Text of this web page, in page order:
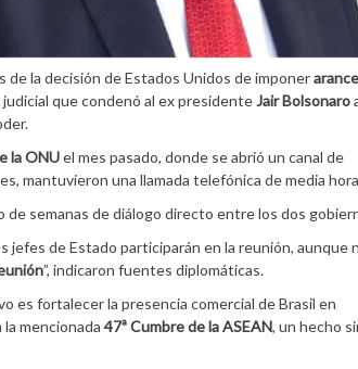
de la decisión de Estados Unidos de imponer
que condenó al ex presidente Jair Bolsonaro
la ONUel mes pasado, donde se abrió un canal de
mantuvieron una llamada telefónica de media
de semanas de diálogo directo entre los dos
jefes de Estado participarán en la reunión, aunque
”, indicaron fuentes diplomáticas.
es fortalecer la presencia comercial de Brasil en
mencionada 47ª Cumbre de la ASEAN, un hecho